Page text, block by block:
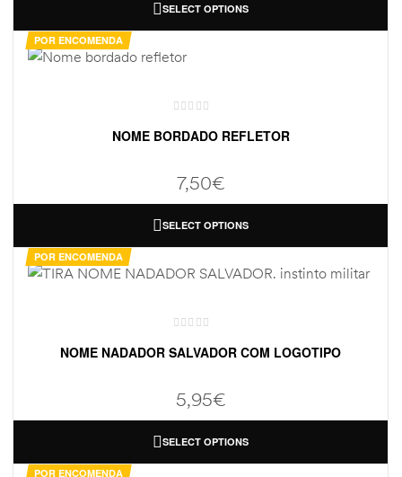
SELECT OPTIONS
POR ENCOMENDA
NOME BORDADO REFLETOR
7,50€
SELECT OPTIONS
POR ENCOMENDA
NOME NADADOR SALVADOR COM LOGOTIPO
5,95€
SELECT OPTIONS
POR ENCOMENDA